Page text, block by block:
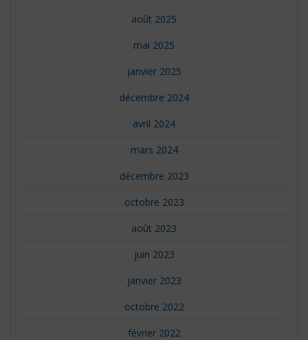
août 2025
mai 2025
janvier 2025
décembre 2024
avril 2024
mars 2024
décembre 2023
octobre 2023
août 2023
juin 2023
janvier 2023
octobre 2022
février 2022